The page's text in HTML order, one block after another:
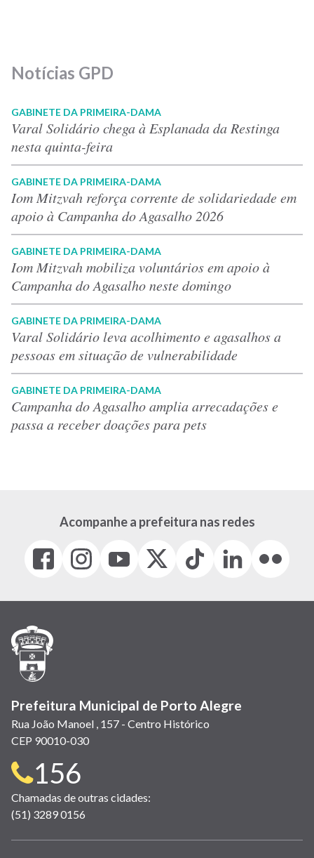
Notícias GPD
GABINETE DA PRIMEIRA-DAMA
Varal Solidário chega à Esplanada da Restinga
nesta quinta-feira
GABINETE DA PRIMEIRA-DAMA
Iom Mitzvah reforça corrente de solidariedade em
apoio à Campanha do Agasalho 2026
GABINETE DA PRIMEIRA-DAMA
Iom Mitzvah mobiliza voluntários em apoio à
Campanha do Agasalho neste domingo
GABINETE DA PRIMEIRA-DAMA
Varal Solidário leva acolhimento e agasalhos a
pessoas em situação de vulnerabilidade
GABINETE DA PRIMEIRA-DAMA
Campanha do Agasalho amplia arrecadações e
passa a receber doações para pets
Acompanhe a prefeitura nas redes
Facebook
(link
em
janela)
Instagram
(link
em
(link
em
(Antigo
(link
Tiktok
(link
em
LinkedIn
(link
em
(link
em
Prefeitura Municipal de Porto Alegre
Rua João Manoel , 157 - Centro Histórico
CEP 90010-030
Telefone
para
contato:
156
Chamadas de outras cidades:
(51) 3289 0156